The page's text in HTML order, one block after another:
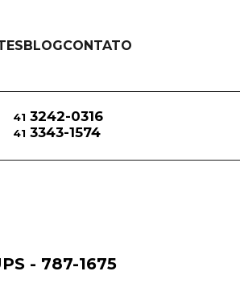
BLOGCONTATO
41 3242-0316
41 3343-1574
- 787-1675